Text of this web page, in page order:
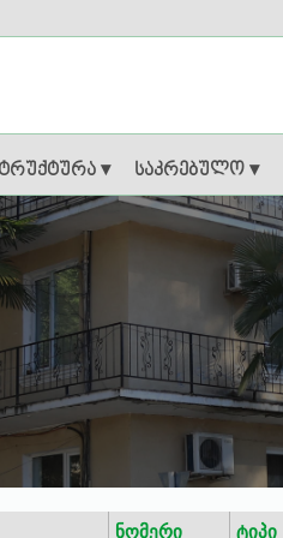
▾ საკრებულო ▾
ნომერი ტიპი